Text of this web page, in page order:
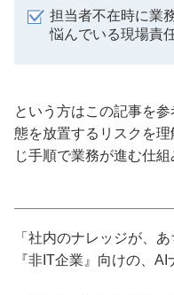
担当者不在時に業
悩んでいる現場責
という方はこの記事を
態を放置するリスクを
じ手順で業務が進む仕
「社内のナレッジが、
『非IT企業』向けの、